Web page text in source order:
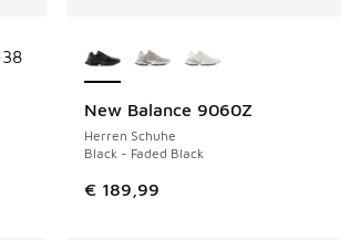
38
New Balance 9060Z
Herren Schuhe
Black - Faded Black
€ 189,99